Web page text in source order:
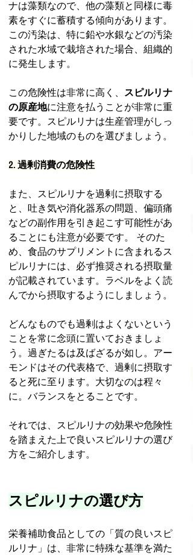
ナは藻類なので、他の藻類と同様に毒
素をすぐに蓄積する傾向があります。
この汚染は、特に鉛や水銀などの汚染
された水域で栽培された場合、組織的
に発生します。
この危険性は非常に高く、 スピルリナ
の原産地に注意を払うことが非常に重
要です。スピルリナは生産管理がしっ
かりした地域のものを選びましょう。
2. 過剰消費の危険性
また、スピルリナを過剰に摂取する
と、吐き気や消化器系の問題、偏頭痛
などの副作用を引き起こす可能性があ
ることにも注意が必要です。 そのた
め、食品のサプリメントに含まれるス
ピルリナには、必ず推奨される摂取量
が記載されています。ラベルをよく読
んでから摂取するようにしましょう。
どんなものでも過剰はよくないという
ことを常に念頭に置いておきましょ
う。過ぎたるは及ばざるが如し。アー
モンドはその代表格で、過剰に摂取す
ると死に至ります。大切なのは程々
に。バランスをとることです。
それでは、スピルリナの効果や危険性
を踏まえた上で良いスピルリナの選び
方をご紹介します。
スピルリナの選び方
栄養補助食品としての「質の良いスピ
ルリナ」は、非常に特殊な基準を満た